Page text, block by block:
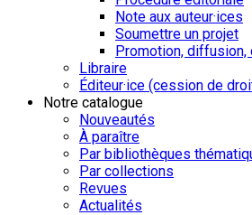
Note aux auteur·ices
Soumettre un projet
Promotion, diffusion,
Libraire
Éditeur·ice (cession de
Notre catalogue
Nouveautés
À paraître
Par bibliothèques
Par collections
Revues
Actualités